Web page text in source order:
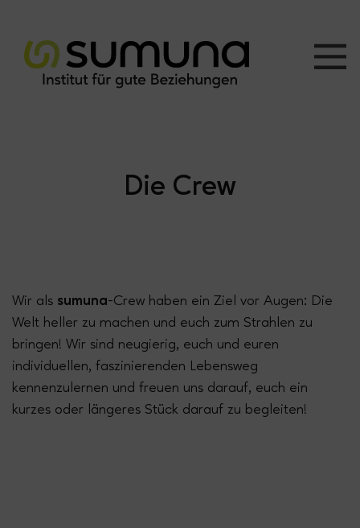
Die Crew
Wir als sumuna-Crew haben ein Ziel vor Augen: Die
Welt heller zu machen und euch zum Strahlen zu
bringen! Wir sind neugierig, euch und euren
individuellen, faszinierenden Lebensweg
kennenzulernen und freuen uns darauf, euch ein
kurzes oder längeres Stück darauf zu begleiten!